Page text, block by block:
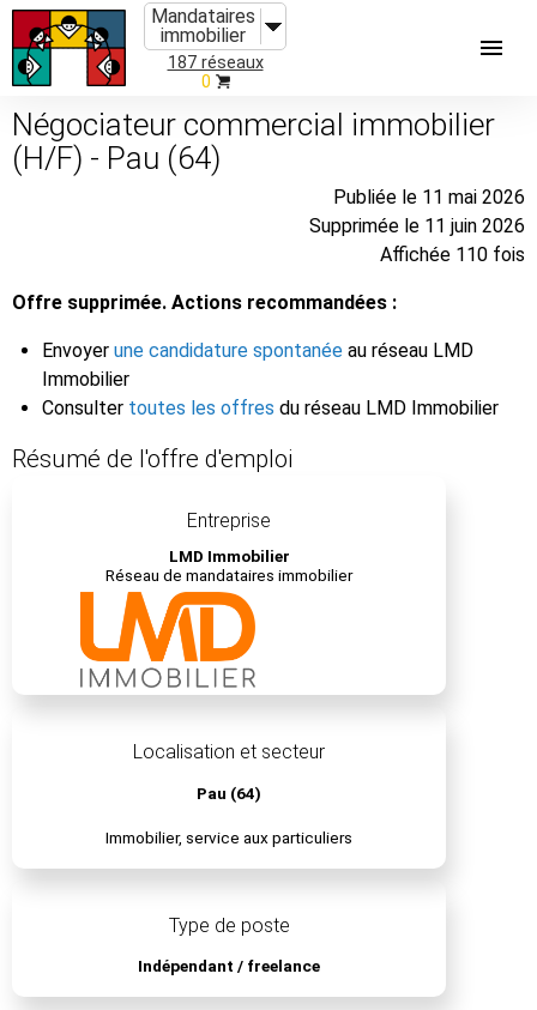
Mandataires
immobilier
187 réseaux
0
Négociateur commercial immobilier
(H/F) - Pau (64)
Publiée le 11 mai 2026
Supprimée le 11 juin 2026
Affichée 110 fois
Offre supprimée. Actions recommandées :
Envoyer une candidature spontanée au réseau LMD
Immobilier
Consulter toutes les offres du réseau LMD Immobilier
Résumé de l'offre d'emploi
Entreprise
LMD Immobilier
Réseau de mandataires immobilier
Localisation et secteur
Pau (64)
Immobilier, service aux particuliers
Type de poste
Indépendant / freelance